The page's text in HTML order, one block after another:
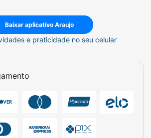
Baixar aplicativo Araujo
e praticidade no seu celular